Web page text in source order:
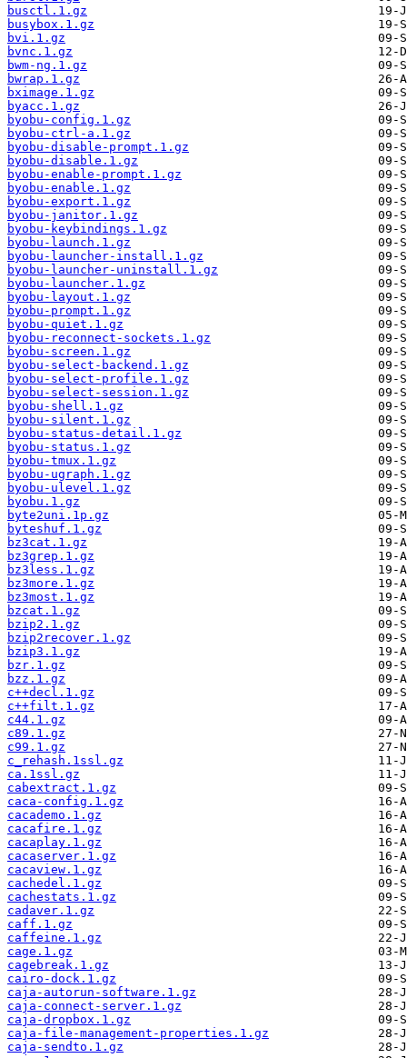
busctl.1.gz
busybox.1.gz
bvi.1.gz
bvnc.1.gz
bwm-ng.1.gz
bwrap.1.gz
bximage.1.gz
byacc.1.gz
byobu-config.1.gz
byobu-ctrl-a.1.gz
byobu-disable-prompt.1.gz
byobu-disable.1.gz
byobu-enable-prompt.1.gz
byobu-enable.1.gz
byobu-export.1.gz
byobu-janitor.1.gz
byobu-keybindings.1.gz
byobu-launch.1.gz
byobu-launcher-install.1.gz
byobu-launcher-uninstall.1.gz
byobu-launcher.1.gz
byobu-layout.1.gz
byobu-prompt.1.gz
byobu-quiet.1.gz
byobu-reconnect-sockets.1.gz
byobu-screen.1.gz
byobu-select-backend.1.gz
byobu-select-profile.1.gz
byobu-select-session.1.gz
byobu-shell.1.gz
byobu-silent.1.gz
byobu-status-detail.1.gz
byobu-status.1.gz
byobu-tmux.1.gz
byobu-ugraph.1.gz
byobu-ulevel.1.gz
byobu.1.gz
byte2uni.1p.gz
byteshuf.1.gz
bz3cat.1.gz
bz3grep.1.gz
bz3less.1.gz
bz3more.1.gz
bz3most.1.gz
bzcat.1.gz
bzip2.1.gz
bzip2recover.1.gz
bzip3.1.gz
bzr.1.gz
bzz.1.gz
c++decl.1.gz
c++filt.1.gz
c44.1.gz
c89.1.gz
c99.1.gz
c_rehash.1ssl.gz
ca.1ssl.gz
cabextract.1.gz
caca-config.1.gz
cacademo.1.gz
cacafire.1.gz
cacaplay.1.gz
cacaserver.1.gz
cacaview.1.gz
cachedel.1.gz
cachestats.1.gz
cadaver.1.gz
caff.1.gz
caffeine.1.gz
cage.1.gz
cagebreak.1.gz
cairo-dock.1.gz
caja-autorun-software.1.gz
caja-connect-server.1.gz
caja-dropbox.1.gz
caja-file-management-properties.1.gz
caja-sendto.1.gz